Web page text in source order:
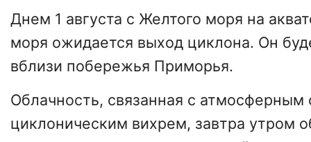
Днем 1 августа с Желтого моря на
моря ожидается выход циклона. Он
вблизи побережья Приморья.
Облачность, связанная с атмосферным
циклоническим вихрем, завтра утром